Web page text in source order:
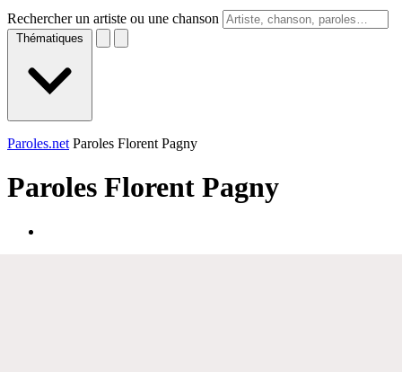
Rechercher un artiste ou une chanson
Thématiques
Paroles.net Paroles Florent Pagny
Paroles Florent Pagny